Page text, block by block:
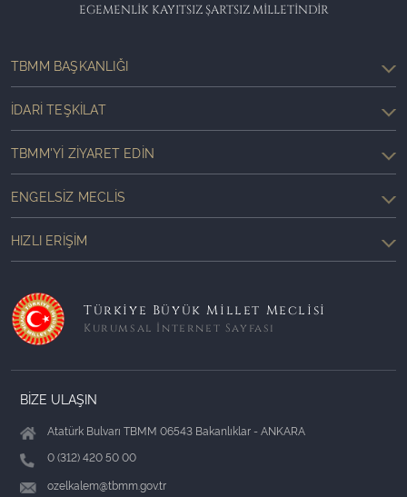
EGEMENLİK KAYITSIZ ŞARTSIZ MİLLETİNDİR
TBMM BAŞKANLIĞI
İDARI TEŞKILAT
TBMM'YI ZIYARET EDIN
ENGELSIZ MECLIS
HIZLI ERIŞIM
Türkiye Büyük Millet Meclisi
Kurumsal İnternet Sayfası
BİZE ULAŞIN
Atatürk Bulvarı TBMM 06543 Bakanlıklar - ANKARA
0 (312) 420 50 00
ozelkalem@tbmm.gov.tr